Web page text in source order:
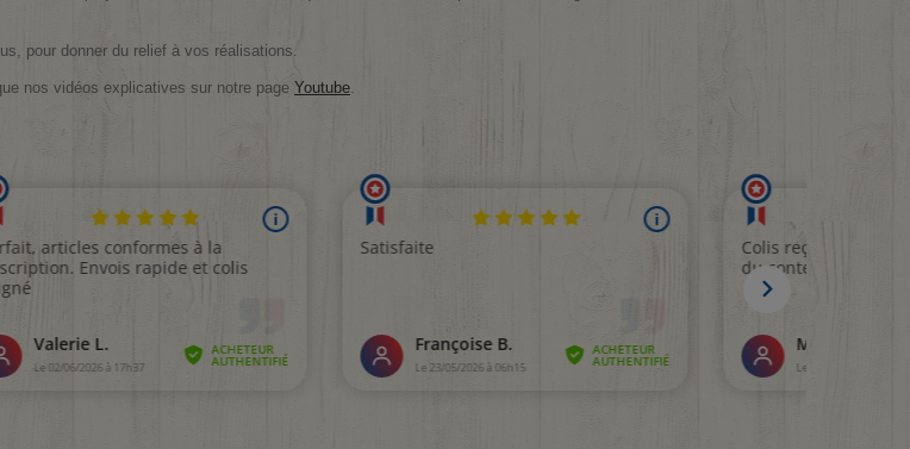
pour donner du relief à vos réalisations.
nos vidéos explicatives sur notre page Youtube.